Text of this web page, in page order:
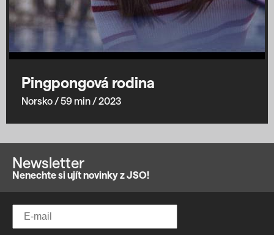
Pingpongová rodina
Norsko/ 59 min/ 2023
Newsletter
Nenechte si ujít novinky z JSO!